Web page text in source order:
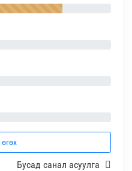
Бусад санал асуулга